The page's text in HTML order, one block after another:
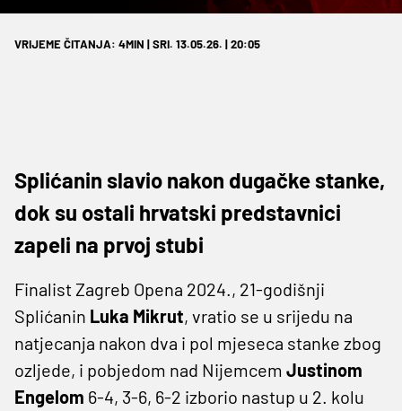
VRIJEME ČITANJA: 4MIN | SRI. 13.05.26. | 20:05
Splićanin slavio nakon dugačke stanke,
dok su ostali hrvatski predstavnici
zapeli na prvoj stubi
Finalist Zagreb Opena 2024., 21-godišnji
Splićanin Luka Mikrut, vratio se u srijedu na
natjecanja nakon dva i pol mjeseca stanke zbog
ozljede, i pobjedom nad Nijemcem Justinom
Engelom 6-4, 3-6, 6-2 izborio nastup u 2. kolu